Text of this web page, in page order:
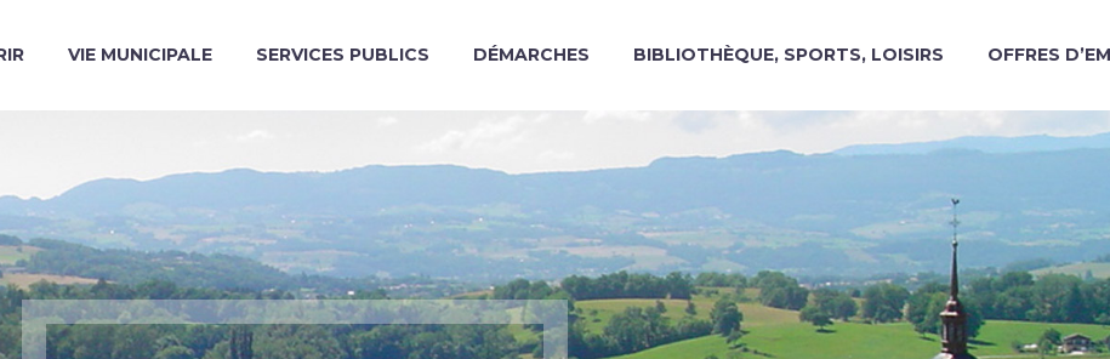
VIE MUNICIPALE SERVICES PUBLICS DÉMARCHES BIBLIOTHÈQUE, SPORTS, LOISIRS OFFRES